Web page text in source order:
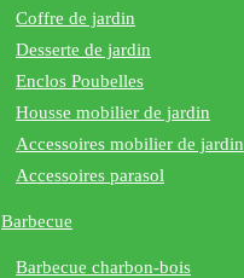
Coffre de jardin
Desserte de jardin
Enclos Poubelles
Housse mobilier de jardin
Accessoires mobilier de jardin
Accessoires parasol
Barbecue
Barbecue charbon-bois